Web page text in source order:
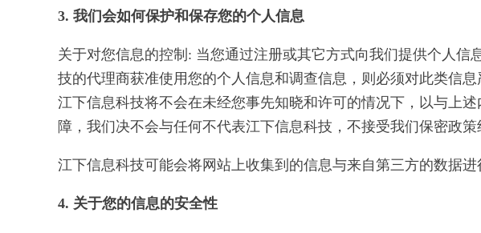
3. 我们会如何保护和保存您的个人信息
关于对您信息的控制: 当您通过注册或其它方式向我们提供个人
技的代理商获准使用您的个人信息和调查信息，则必须对此类信
江下信息科技将不会在未经您事先知晓和许可的情况下，以与上
障，我们决不会与任何不代表江下信息科技，不接受我们保密政策
江下信息科技可能会将网站上收集到的信息与来自第三方的数据
4. 关于您的信息的安全性